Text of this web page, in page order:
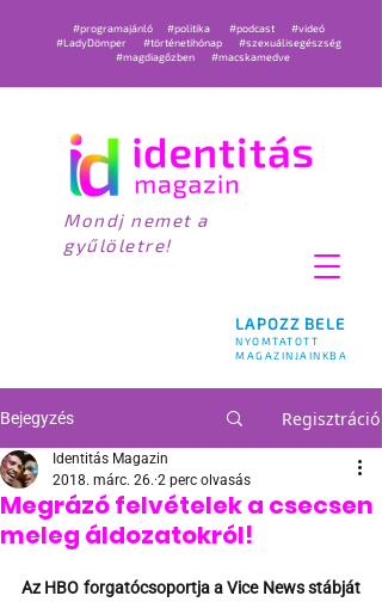
LAPOZZ BELE
NYOMTATOTT
MAGAZINJAINKBA
#programajánló #politika #podcast
#videó
#LadyDömper
#történetihónap
#szexuálisegészség
#magdiagőzben
#macskamedve
Mondj nemet a
gyűlöletre!
Bejegyzés Regisztráció
Megrázó felvételek a csecsen
meleg áldozatokról!
Identitás Magazin
2018. márc. 26. 2 perc olvasás
Az HBO forgatócsoportja a Vice News stábját